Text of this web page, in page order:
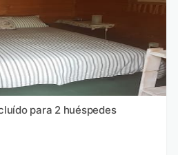
para 2 huéspedes